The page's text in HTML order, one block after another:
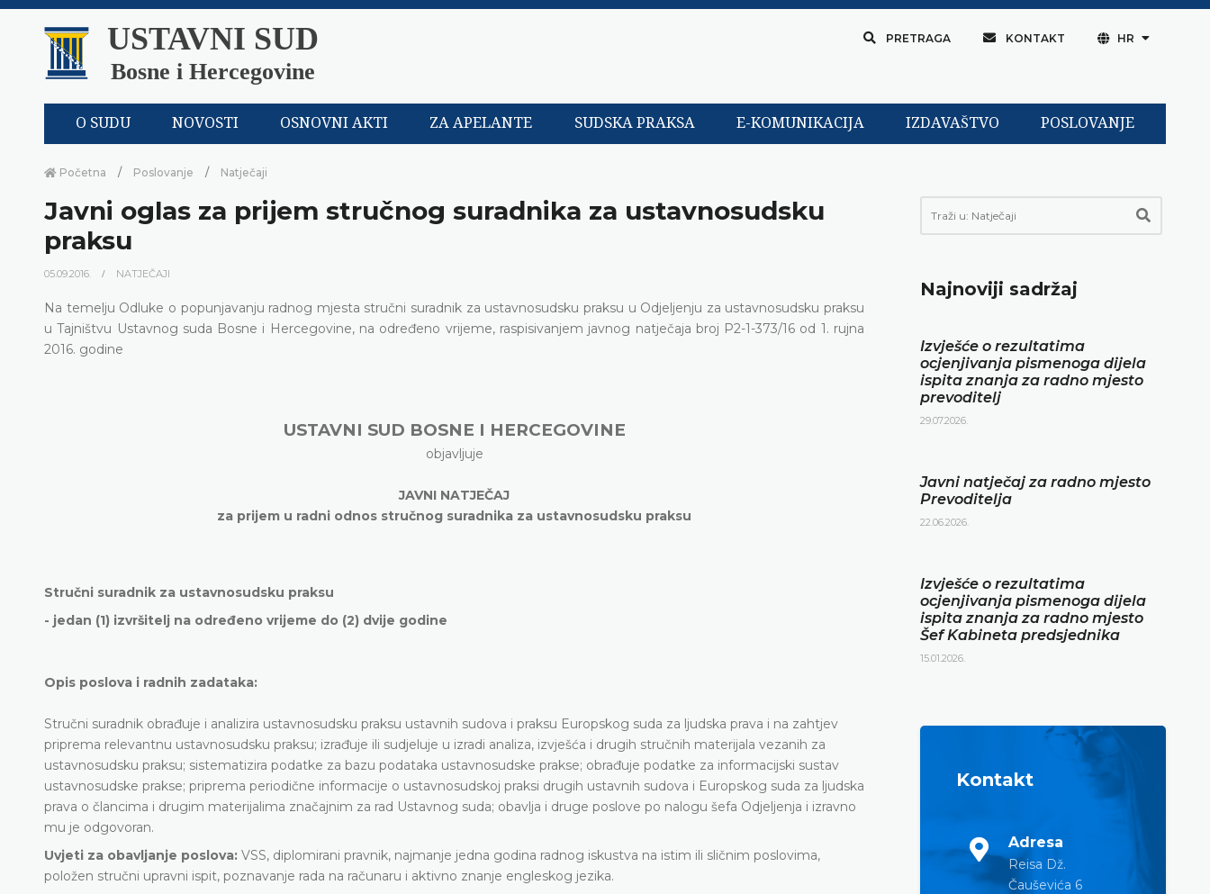
USTAVNI SUD
Bosne i Hercegovine
PRETRAGA KONTAKT HR
O SUDU NOVOSTI OSNOVNI AKTI ZA APELANTE SUDSKA PRAKSA E-KOMUNIKACIJA IZDAVAŠTVO POSLOVANJE
Početna Poslovanje Natječaji
Javni oglas za prijem stručnog suradnika za ustavnosudsku
praksu
05.09.2016. NATJEČAJI
Na temelju Odluke o popunjavanju radnog mjesta stručni suradnik za ustavnosudsku praksu u Odjeljenju za ustavnosudsku praksu
u Tajništvu Ustavnog suda Bosne i Hercegovine, na određeno vrijeme, raspisivanjem javnog natječaja broj P2-1-373/16 od 1. rujna
2016. godine
USTAVNI SUD BOSNE I HERCEGOVINE
objavljuje
JAVNI NATJEČAJ
za prijem u radni odnos stručnog suradnika za ustavnosudsku praksu
Stručni suradnik za ustavnosudsku praksu
- jedan (1) izvršitelj na određeno vrijeme do (2) dvije godine
Opis poslova i radnih zadataka:
Stručni suradnik obrađuje i analizira ustavnosudsku praksu ustavnih sudova i praksu Europskog suda za ljudska prava i na zahtjev
priprema relevantnu ustavnosudsku praksu; izrađuje ili sudjeluje u izradi analiza, izvješća i drugih stručnih materijala vezanih za
ustavnosudsku praksu; sistematizira podatke za bazu podataka ustavnosudske prakse; obrađuje podatke za informacijski sustav
ustavnosudske prakse; priprema periodične informacije o ustavnosudskoj praksi drugih ustavnih sudova i Europskog suda za ljudska
prava o člancima i drugim materijalima značajnim za rad Ustavnog suda; obavlja i druge poslove po nalogu šefa Odjeljenja i izravno
mu je odgovoran.
Uvjeti za obavljanje poslova: VSS, diplomirani pravnik, najmanje jedna godina radnog iskustva na istim ili sličnim poslovima,
položen stručni upravni ispit, poznavanje rada na računaru i aktivno znanje engleskog jezika.
Najnoviji sadržaj
Izvješće o rezultatima
ocjenjivanja pismenoga dijela
ispita znanja za radno mjesto
prevoditelj
29.07.2026.
Javni natječaj za radno mjesto
Prevoditelja
22.06.2026.
Izvješće o rezultatima
ocjenjivanja pismenoga dijela
ispita znanja za radno mjesto
Šef Kabineta predsjednika
15.01.2026.
Kontakt
Adresa
Reisa Dž.
Čauševića 6